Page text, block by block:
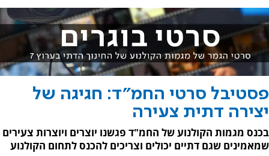
פסטיבל סרטי החמ"ד: חגיגה של
יצירה דתית צעירה
בכנס מגמות הקולנוע של החמ"ד פגשנו יוצרים ויוצרות צעירים
שמאמינים שגם דתיים יכולים וצריכים להכנס לתחום הקולנוע